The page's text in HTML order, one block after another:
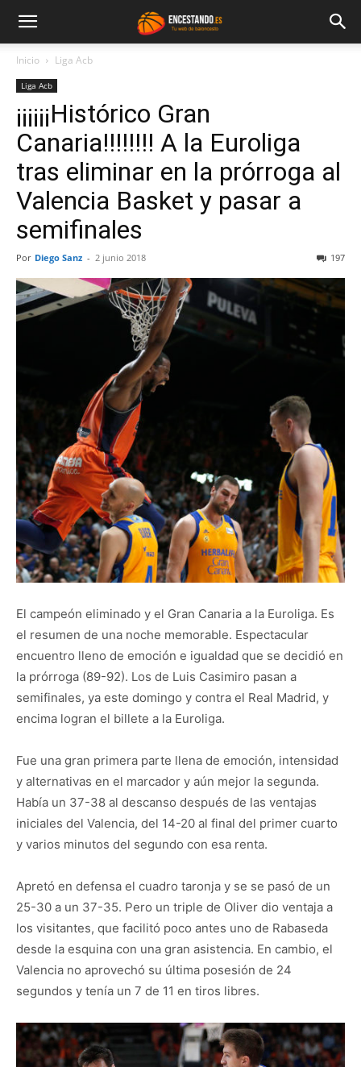
Inicio Liga Acb
Liga Acb
¡¡¡¡¡¡Histórico Gran
Canaria!!!!!!!! A la Euroliga
tras eliminar en la prórroga al
Valencia Basket y pasar a
semifinales
Por Diego Sanz - 2 junio 2018 197
El campeón eliminado y el Gran Canaria a la Euroliga. Es
el resumen de una noche memorable. Espectacular
encuentro lleno de emoción e igualdad que se decidió en
la prórroga (89-92). Los de Luis Casimiro pasan a
semifinales, ya este domingo y contra el Real Madrid, y
encima logran el billete a la Euroliga.
Fue una gran primera parte llena de emoción, intensidad
y alternativas en el marcador y aún mejor la segunda.
Había un 37-38 al descanso después de las ventajas
iniciales del Valencia, del 14-20 al final del primer cuarto
y varios minutos del segundo con esa renta.
Apretó en defensa el cuadro taronja y se se pasó de un
25-30 a un 37-35. Pero un triple de Oliver dio ventaja a
los visitantes, que facilitó poco antes uno de Rabaseda
desde la esquina con una gran asistencia. En cambio, el
Valencia no aprovechó su última posesión de 24
segundos y tenía un 7 de 11 en tiros libres.